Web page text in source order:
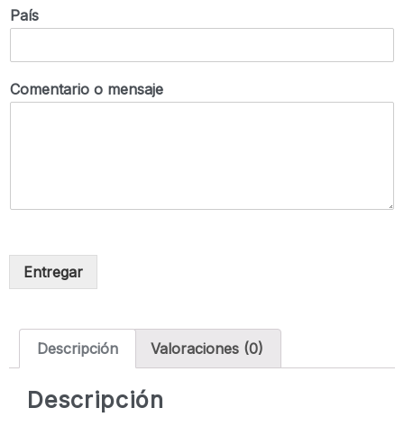
País
Comentario o mensaje
Entregar
Descripción Valoraciones (0)
Descripción